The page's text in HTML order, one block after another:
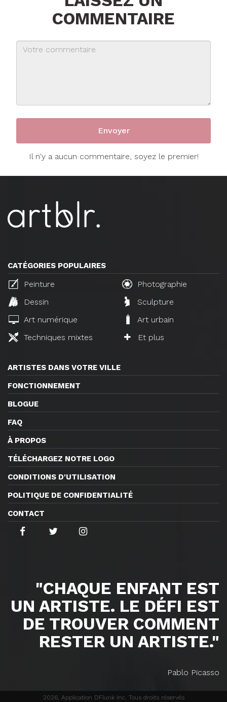
COMMENTAIRE
Il n'y a aucun commentaire, soyez le premier!
CATÉGORIES POPULAIRES
Peinture
Photographie
Dessin
Sculpture
Art numérique
Art urbain
Techniques mixtes
Et plus
ARTISTES DANS VOTRE VILLE
FONCTIONNEMENT
BLOGUE
FAQ
À PROPOS
TÉLÉCHARGEZ NOTRE LOGO
CONDITIONS D'UTILISATION
POLITIQUE DE CONFIDENTIALITÉ
CONTACT
"CHAQUE ENFANT EST
UN ARTISTE. LE DÉFI EST
DE TROUVER COMMENT
RESTER UN ARTISTE."
Pablo Picasso
2026, Application DFlunk Inc. Tous droits réservés